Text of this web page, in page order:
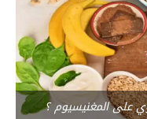
على المغنيسيوم ؟